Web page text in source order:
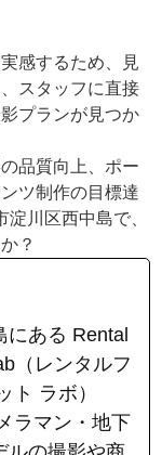
感するため、見
スタッフに直接
プランが見つか
品質向上、ポー
ツ制作の目標達
川区西中島で、
？
にある Rental
（レンタルフ
ト ラボ）
ラマン・地下